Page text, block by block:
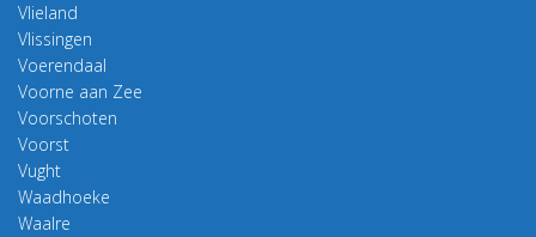
Vlieland
Vlissingen
Voerendaal
Voorne aan Zee
Voorschoten
Voorst
Vught
Waadhoeke
Waalre